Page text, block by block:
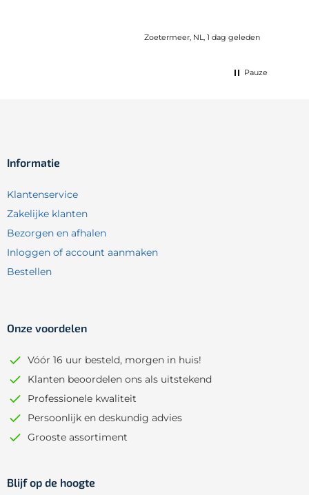
Zoetermeer, NL, 1 dag geleden
Pauze
Informatie
Klantenservice
Zakelijke klanten
Bezorgen en afhalen
Inloggen of account aanmaken
Bestellen
Onze voordelen
Vóór 16 uur besteld, morgen in huis!
Klanten beoordelen ons als uitstekend
Professionele kwaliteit
Persoonlijk en deskundig advies
Grooste assortiment
Blijf op de hoogte